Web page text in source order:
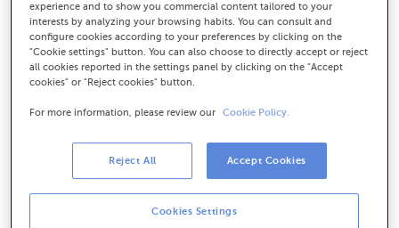
Descarga en alta resolución
experience and to show you commercial content tailored to your
interests by analyzing your browsing habits. You can consult and
configure cookies according to your preferences by clicking on the
"Cookie settings" button. You can also choose to directly accept or reject
all cookies reported in the settings panel by clicking on the "Accept
cookies" or "Reject cookies" button.
For more information, please review our Cookie Policy.
Cookies Settings
Reject All Accept Cookies